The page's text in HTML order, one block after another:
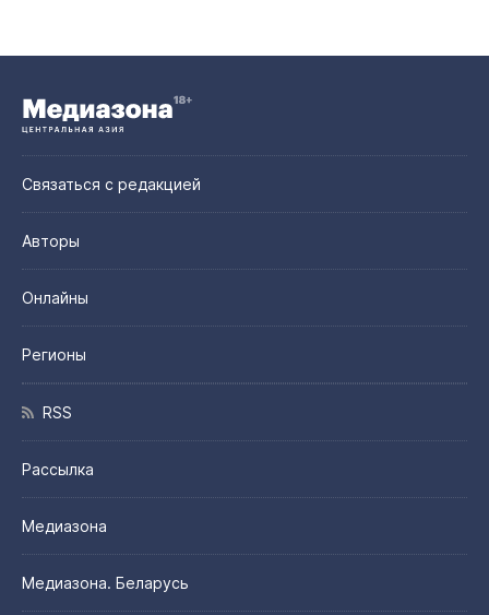
Связаться с редакцией
Авторы
Онлайны
Регионы
RSS
Рассылка
Медиазона
Медиазона. Беларусь